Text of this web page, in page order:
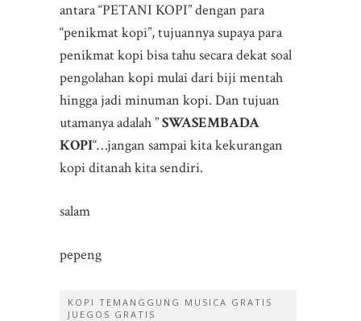
antara “PETANI KOPI” dengan para
“penikmat kopi”, tujuannya supaya para
penikmat kopi bisa tahu secara dekat soal
pengolahan kopi mulai dari biji mentah
hingga jadi minuman kopi. Dan tujuan
utamanya adalah ”SWASEMBADA
KOPI“…jangan sampai kita kekurangan
kopi ditanah kita sendiri.
salam
pepeng
KOPI TEMANGGUNG MUSICA GRATIS
JUEGOS GRATIS